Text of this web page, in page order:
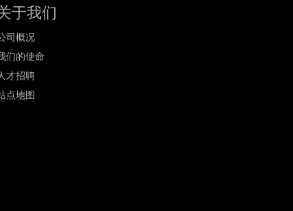
于我们
司概况
们的使命
才招聘
点地图